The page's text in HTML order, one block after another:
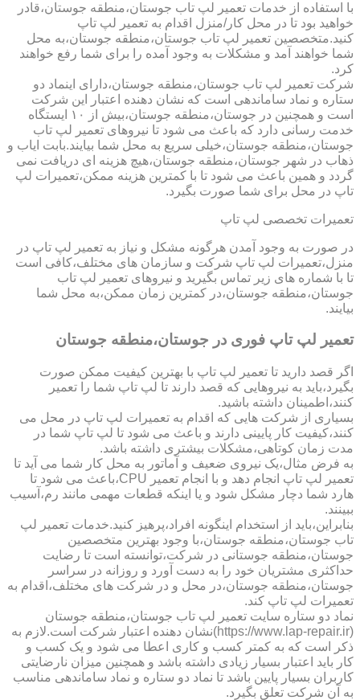
با استفاده از خدمات تعمیر لپ تاب جوستان،منطقه جوستان،قادر
خواهید بود تا در محل کار/منزل اقدام به تعمیر لپ تاپ
کنید.متخصصین تعمیر لپ تاب جوستان،منطقه جوستان،به محل
شما خواهند آمد و مشکلات به وجود آمده را برای شما رفع خواهند
کرد.
شرکت تعمیر لپ تاب جوستان،منطقه جوستان،دارای اینماد دو
ستاره و نماد ساماندهی است که نشان دهنده اعتبار این شرکت
است و همچنین در جوستان،منطقه جوستان،بیش از ۱۰ ایستگاه
خدمت رسانی دارد که باعث می شود تا نیروهای تعمیر لپ تاب
جوستان،منطقه جوستان،خیلی سریع به محل شما بیایند.بابت ایاب و
ذهاب در شهر جوستان،منطقه جوستان،هیچ هزینه ای دریافت نمی
گردد و همین باعث می شود تا با کمترین هزینه ممکن،تعمیرات لپ
تاپ در محل برای شما صورت بگیرد.
تعمیرات تخصصی لپ تاپ
در صورت به وجود آمدن هرگونه مشکل و نیاز به تعمیر لپ تاپ در
منزل،تعمیرات لپ تاپ شرکت و سازمان های مختلف،کافی است
تا با شماره های زیر تماس بگیرید و نیروهای تعمیر لپ تاب
جوستان،منطقه جوستان،در کمترین زمان ممکن،به محل شما
بیایند.
تعمیر لپ تاپ فوری در جوستان،منطقه جوستان
اگر قصد دارید تا تعمیر لپ تاپ با بهترین کیفیت ممکن صورت
بگیرد،باید به نیروهایی که قصد دارند تا لپ تاپ شما را تعمیر
کنند،اطمینان داشته باشید.
بسیاری از شرکت هایی که اقدام به تعمیرات لپ تاپ در محل می
کنند،کیفیت کار پایینی دارند و باعث می شود تا لپ تاپ شما در
مدت زمان کوتاهی،مشکلات بیشتری داشته باشد.
به فرض مثال،یک نیروی ضعیف و آماتور به محل کار شما می آید تا
تعمیر لپ تاپ انجام دهد و با انجام تعمیر CPU،باعث می شود تا
هارد شما دچار مشکل شود و یا اینکه قطعات مهمی مانند رم،آسیب
ببینند.
بنابراین،باید از استخدام اینگونه افراد،پرهیز کنید.خدمات تعمیر لپ
تاب جوستان،منطقه جوستان،با وجود بهترین متخصصین
جوستان،منطقه جوستانی در شرکت،توانسته است تا رضایت
حداکثری مشتریان خود را به دست آورد و روزانه در سراسر
جوستان،منطقه جوستان،در محل و در شرکت های مختلف،اقدام به
تعمیرات لپ تاپ کند.
نماد دو ستاره سایت تعمیر لپ تاب جوستان،منطقه جوستان
(https://www.lap-repair.ir)نشان دهنده اعتبار شرکت است.لازم به
ذکر است که به کمتر کسب و کاری اعطا می شود و یک کسب و
کار باید اعتبار بسیار زیادی داشته باشد و همچنین میزان نارضایتی
کاربران بسیار پایین باشد تا نماد دو ستاره و نماد ساماندهی مناسب
به آن شرکت تعلق بگیرد.